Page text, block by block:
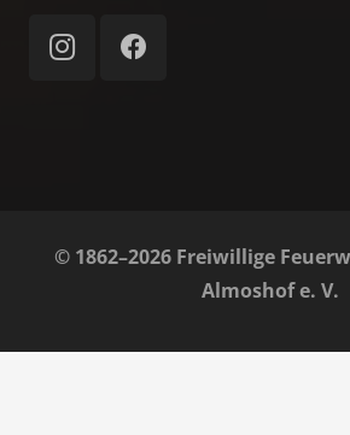
© 1862–2026 Freiwillige
Almoshof e. V.